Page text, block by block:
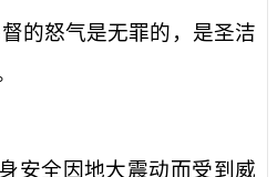
的怒气是无罪的，是圣洁
安全因地大震动而受到威